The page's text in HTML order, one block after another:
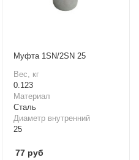
Mуфта 1SN/2SN 25
Вес, кг
0.123
Материал
Cталь
Диаметр внутренний
25
77 руб